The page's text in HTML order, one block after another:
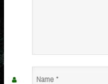
Name